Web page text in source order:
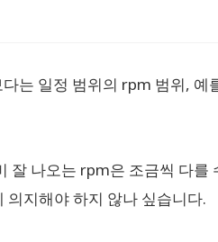
는 일정 범위의 rpm 범위,
잘 나오는 rpm은 조금씩 다를
의지해야 하지 않나 싶습니다.